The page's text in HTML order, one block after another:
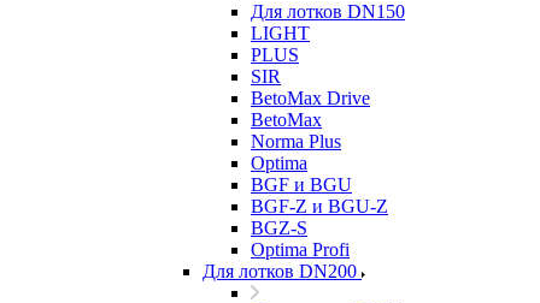
Для лотков DN150
LIGHT
PLUS
SIR
BetoMax Drive
BetoMax
Norma Plus
Optima
BGF и BGU
BGF-Z и BGU-Z
BGZ-S
Optima Profi
Для лотков DN200